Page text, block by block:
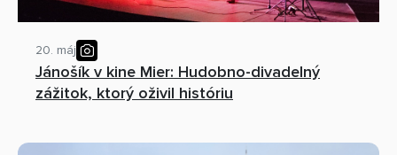
20. máj
Jánošík v kine Mier: Hudobno-divadelný
zážitok, ktorý oživil históriu